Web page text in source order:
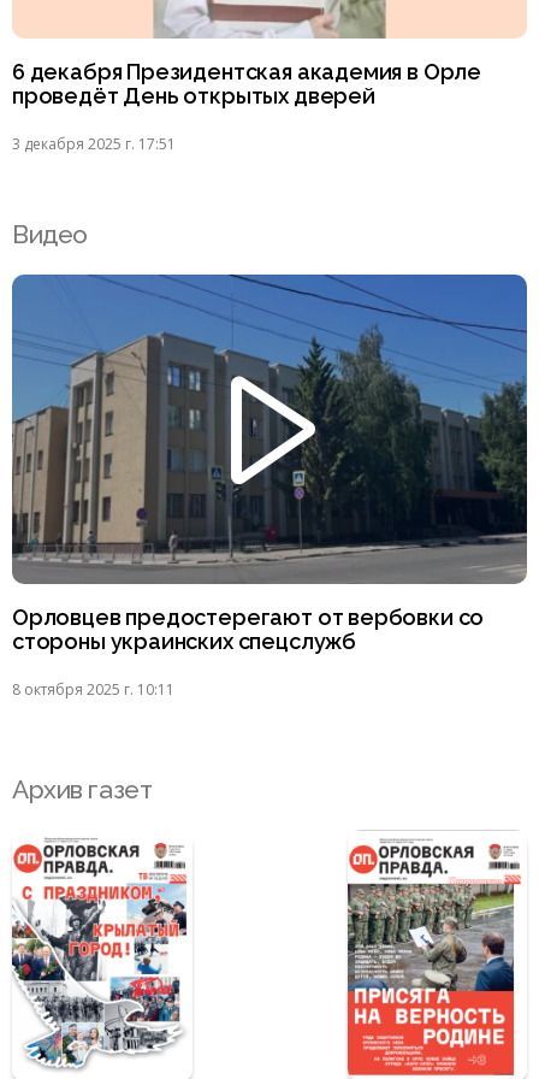
6 декабря Президентская академия в Орле
проведёт День открытых дверей
3 декабря 2025 г. 17:51
Видео
Орловцев предостерегают от вербовки со
стороны украинских спецслужб
8 октября 2025 г. 10:11
Архив газет